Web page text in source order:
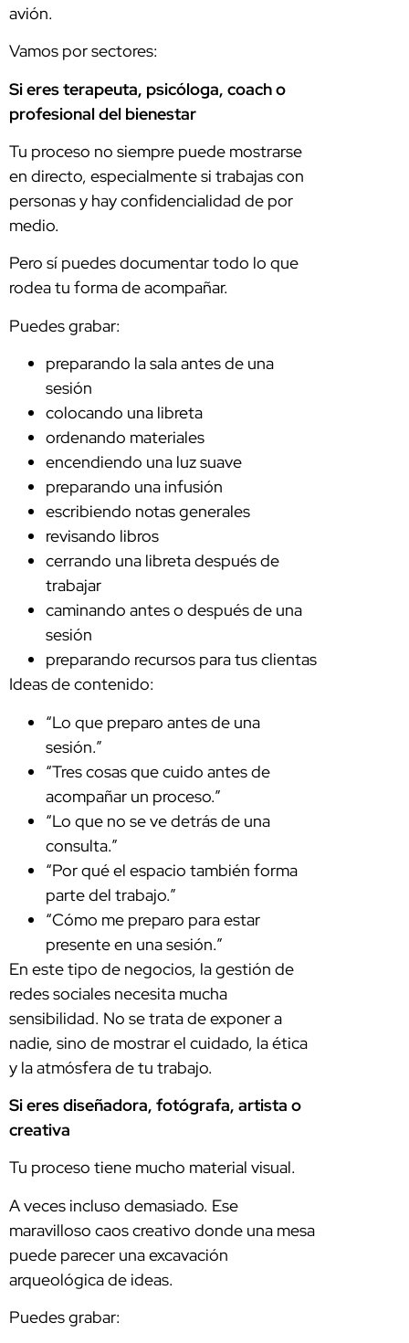
avión.
Vamos por sectores:
Si eres terapeuta, psicóloga, coach o
profesional del bienestar
Tu proceso no siempre puede mostrarse
en directo, especialmente si trabajas con
personas y hay confidencialidad de por
medio.
Pero sí puedes documentar todo lo que
rodea tu forma de acompañar.
Puedes grabar:
preparando la sala antes de una
sesión
colocando una libreta
ordenando materiales
encendiendo una luz suave
preparando una infusión
escribiendo notas generales
revisando libros
cerrando una libreta después de
trabajar
caminando antes o después de una
sesión
preparando recursos para tus clientas
Ideas de contenido:
“Lo que preparo antes de una
sesión.”
“Tres cosas que cuido antes de
acompañar un proceso.”
“Lo que no se ve detrás de una
consulta.”
“Por qué el espacio también forma
parte del trabajo.”
“Cómo me preparo para estar
presente en una sesión.”
En este tipo de negocios, la gestión de
redes sociales necesita mucha
sensibilidad. No se trata de exponer a
nadie, sino de mostrar el cuidado, la ética
y la atmósfera de tu trabajo.
Si eres diseñadora, fotógrafa, artista o
creativa
Tu proceso tiene mucho material visual.
A veces incluso demasiado. Ese
maravilloso caos creativo donde una mesa
puede parecer una excavación
arqueológica de ideas.
Puedes grabar: